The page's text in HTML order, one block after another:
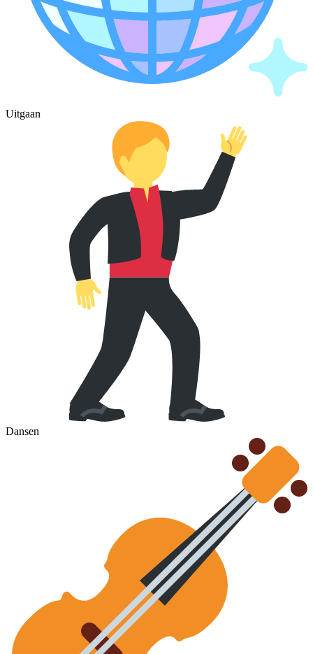
Uitgaan
Dansen